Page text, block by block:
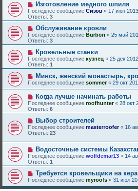
Изготовление медного шпиля
Последнее сообщение Сизов « 17 июн
Ответы: 3
Обслуживание кровли
Последнее сообщение Burbon « 25 май
Ответы: 3
Кровельные станки
Последнее сообщение кузнец « 25 дек
Ответы: 1
Минск, женский монастырь,
Последнее сообщение sommer« 29 окт
Когда лучше начинать работы
Последнее сообщение roofhunter« 28 окт
Ответы: 6
Выбор строителей
Последнее сообщение masterroofer« 16
Ответы: 23
Водосточные системы
Последнее сообщение wolfdemar13 « 14
Ответы: 1
Требуется кровельщики на
Последнее сообщение myroofs « 31 июл